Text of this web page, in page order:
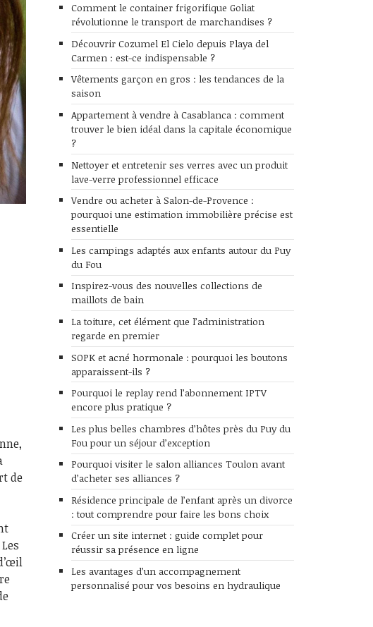
de
Comment le container frigorifique Goliat
révolutionne le transport de marchandises ?
Découvrir Cozumel El Cielo depuis Playa del
Carmen : est-ce indispensable ?
Vêtements garçon en gros : les tendances de la
saison
Appartement à vendre à Casablanca : comment
trouver le bien idéal dans la capitale économique
?
Nettoyer et entretenir ses verres avec un produit
lave-verre professionnel efficace
Vendre ou acheter à Salon-de-Provence :
pourquoi une estimation immobilière précise est
essentielle
Les campings adaptés aux enfants autour du Puy
du Fou
Inspirez-vous des nouvelles collections de
maillots de bain
La toiture, cet élément que l’administration
regarde en premier
SOPK et acné hormonale : pourquoi les boutons
apparaissent-ils ?
Pourquoi le replay rend l’abonnement IPTV
encore plus pratique ?
Les plus belles chambres d’hôtes près du Puy du
Fou pour un séjour d’exception
Pourquoi visiter le salon alliances Toulon avant
d’acheter ses alliances ?
Résidence principale de l’enfant après un divorce
: tout comprendre pour faire les bons choix
Créer un site internet : guide complet pour
réussir sa présence en ligne
Les avantages d’un accompagnement
personnalisé pour vos besoins en hydraulique